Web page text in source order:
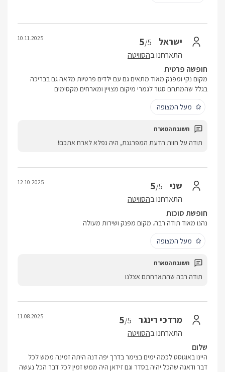
ישראל 5/5
התארחנו בהסוויטה
10.11.2025
חופשה פרטית
מקום נקי ומפנק מאוד מתאים גם עם ילדים פרטיות מלאה גם בבריכה
בגלל שהמתחם סגור לגמרי מיקום מצויין ומארחים מקסימים
מעל המצופה
תודה על חוות הדעת המפרגנת, היה נפלא לארח אתכם!
שני 5/5
התארחנו בהסוויטה
12.10.2025
חופשת סוכות
נהנו מאוד תודה רבה. מקום מפנק ושירות מעולה
מעל המצופה
תודה רבה שהתארחתם אצלנו
מרדכי רינגר 5/5
התארחנו בהסוויטה
11.08.2025
שלום
היינו באוגוסט לכמה ימים בצימר בדרך יפה דנה היתה זמינה ממש לכל
דבר ודאגה שהכל יהיה בסדר וגם זידאן היה ממש זמין לכל דבר הכל נעשה